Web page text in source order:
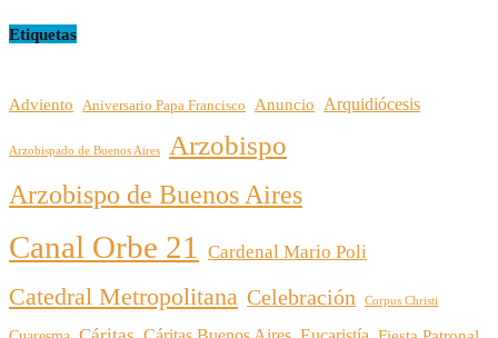
Etiquetas
Adviento Aniversario Papa Francisco Anuncio Arquidiócesis
Arzobispado de Buenos Aires Arzobispo
Arzobispo de Buenos Aires
Canal Orbe 21 Cardenal Mario Poli
Catedral Metropolitana Celebración Corpus Christi